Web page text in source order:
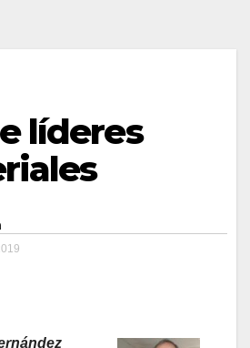
líderes